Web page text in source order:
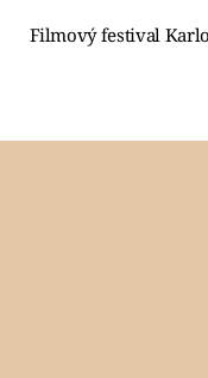
Filmový festival